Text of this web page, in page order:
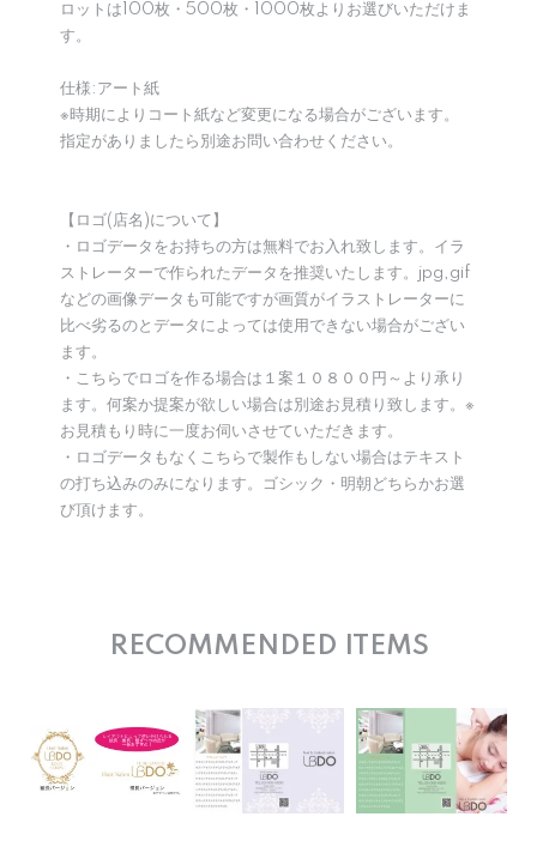
ロットは100枚・500枚・1000枚よりお選びいただけま
す。
仕様:アート紙
※時期によりコート紙など変更になる場合がございます。
指定がありましたら別途お問い合わせください。
【ロゴ(店名)について】
・ロゴデータをお持ちの方は無料でお入れ致します。イラ
ストレーターで作られたデータを推奨いたします。jpg,gif
などの画像データも可能ですが画質がイラストレーターに
比べ劣るのとデータによっては使用できない場合がござい
ます。
・こちらでロゴを作る場合は１案１０８００円～より承り
ます。何案か提案が欲しい場合は別途お見積り致します。※
お見積もり時に一度お伺いさせていただきます。
・ロゴデータもなくこちらで製作もしない場合はテキスト
の打ち込みのみになります。ゴシック・明朝どちらかお選
び頂けます。
RECOMMENDED ITEMS